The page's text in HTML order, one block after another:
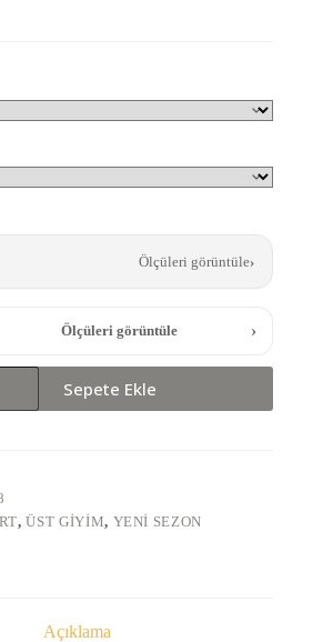
Ölçüleri görüntüle›
Ölçüleri görüntüle ›
Sepete Ekle
,ÜST GIYIM, YENI SEZON
Açıklama